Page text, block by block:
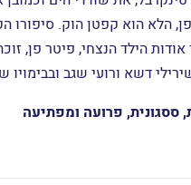
הלא הוא קפטן הוק. סיפורו
הילד הנצחי, פיטר פן,
דשא ורועי שגב ובבימויו
ססגונית, פרועה ומפתיעה